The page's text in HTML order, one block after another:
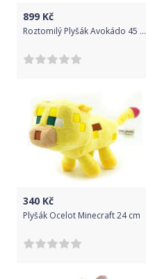
899 Kč
Roztomilý Plyšák Avokádo 45 cm
340 Kč
Plyšák Ocelot Minecraft 24 cm